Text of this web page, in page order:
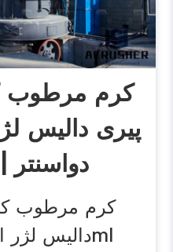
کرم مرطوب
پیری دالیس
ام 40ml | دواسنتر
کرم مرطوب